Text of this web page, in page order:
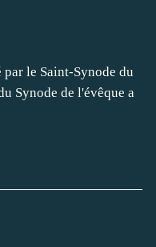
le Saint-Synode du
Synode de l'évêque a